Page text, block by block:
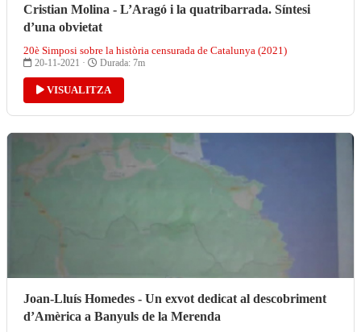
Cristian Molina - L’Aragó i la quatribarrada. Síntesi
d’una obvietat
20è Simposi sobre la història censurada de Catalunya (2021)
20-11-2021 · Durada: 7m
VISUALITZA
Joan-Lluís Homedes - Un exvot dedicat al descobriment
d’Amèrica a Banyuls de la Merenda